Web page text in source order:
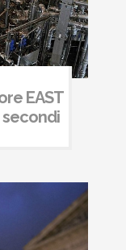
EAST
secondi